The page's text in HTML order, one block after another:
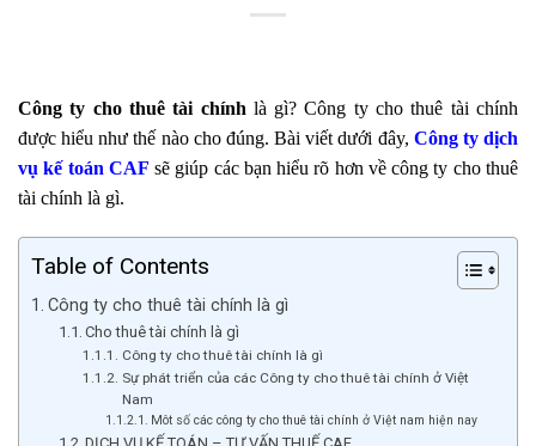
Công ty cho thuê tài chính là gì? Công ty cho thuê tài chính
được hiểu như thế nào cho đúng. Bài viết dưới đây, Công ty dịch
vụ kế toán CAF sẽ giúp các bạn hiểu rõ hơn về công ty cho thuê
tài chính là gì.
Table of Contents
Công ty cho thuê tài chính là gì
Cho thuê tài chính là gì
Công ty cho thuê tài chính là gì
Sự phát triển của các Công ty cho thuê tài chính ở Việt
Nam
Môt số các công ty cho thuê tài chính ở Việt nam hiện nay